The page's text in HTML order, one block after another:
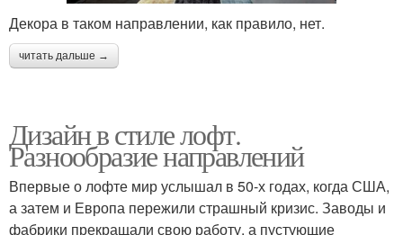
Декора в таком направлении, как правило, нет.
читать дальше →
Дизайн в стиле лофт.
Разнообразие направлений
Впервые о лофте мир услышал в 50-х годах, когда США,
а затем и Европа пережили страшный кризис. Заводы и
фабрики прекращали свою работу, а пустующие